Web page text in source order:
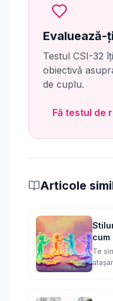
Evaluează-
Testul CSI-32
obiectivă
de cuplu.
Fă testul de
Articole
cum
Te